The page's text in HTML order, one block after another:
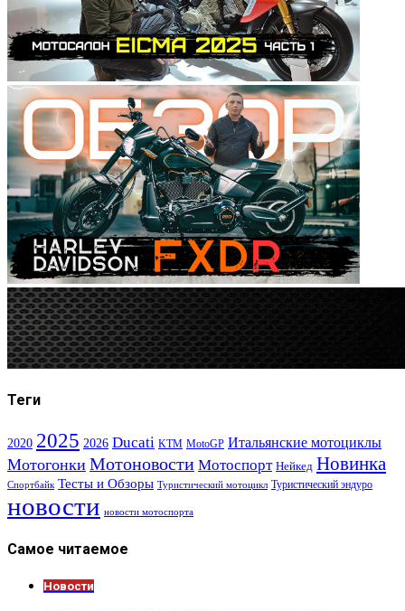
Теги
2020 2025 2026 Ducati KTM MotoGP Итальянские мотоциклы
Мотогонки Мотоновости Мотоспорт Нейкед Новинка
Спортбайк Тесты и Обзоры Туристический мотоцикл Туристический эндуро
новости новости мотоспорта
Самое читаемое
Новости